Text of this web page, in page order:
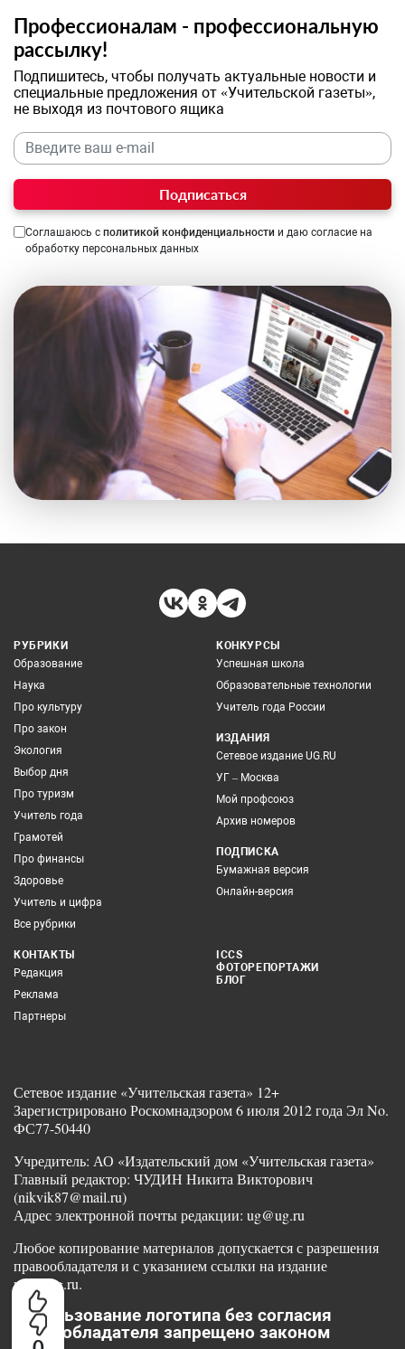
Профессионалам - профессиональную
рассылку!
Подпишитесь, чтобы получать актуальные новости и
специальные предложения от «Учительской газеты»,
не выходя из почтового ящика
Подписаться
Соглашаюсь с политикой конфиденциальности и даю согласие на
обработку персональных данных
РУБРИКИ
Образование
Наука
Про культуру
Про закон
Экология
Выбор дня
Про туризм
Учитель года
Грамотей
Про финансы
Здоровье
Учитель и цифра
Все рубрики
КОНКУРСЫ
Успешная школа
Образовательные технологии
Учитель года России
ИЗДАНИЯ
Сетевое издание UG.RU
УГ – Москва
Мой профсоюз
Архив номеров
ПОДПИСКА
Бумажная версия
Онлайн-версия
КОНТАКТЫ
Редакция
Реклама
Партнеры
ICCS
ФОТОРЕПОРТАЖИ
БЛОГ
Сетевое издание «Учительская газета» 12+
Зарегистрировано Роскомнадзором 6 июля 2012 года Эл No.
ФС77-50440
Учредитель: АО «Издательский дом «Учительская газета»
Главный редактор: ЧУДИН Никита Викторович
(nikvik87@mail.ru)
Адрес электронной почты редакции: ug@ug.ru
Любое копирование материалов допускается с разрешения
правообладателя и с указанием ссылки на издание
www.ug.ru.
Использование логотипа без согласия
правообладателя запрещено законом